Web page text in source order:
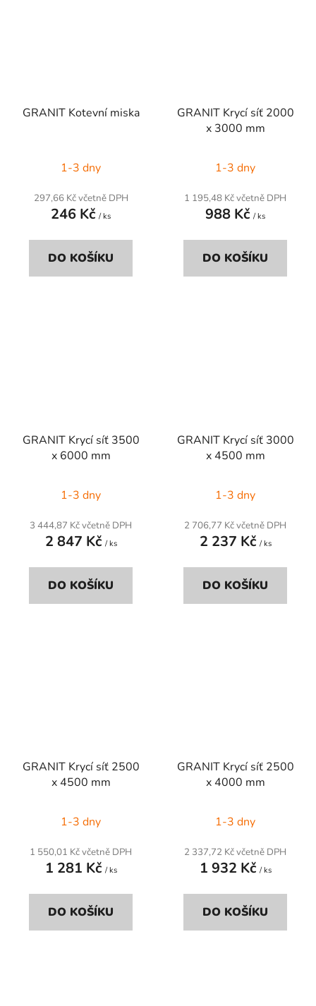
GRANIT Kotevní miska
1-3 dny
297,66 Kč včetně DPH
246 Kč / ks
DO KOŠÍKU
GRANIT Krycí síť 2000
x 3000 mm
1-3 dny
1 195,48 Kč včetně DPH
988 Kč / ks
DO KOŠÍKU
GRANIT Krycí síť 3500
x 6000 mm
1-3 dny
3 444,87 Kč včetně DPH
2 847 Kč / ks
DO KOŠÍKU
GRANIT Krycí síť 3000
x 4500 mm
1-3 dny
2 706,77 Kč včetně DPH
2 237 Kč / ks
DO KOŠÍKU
GRANIT Krycí síť 2500
x 4500 mm
1-3 dny
1 550,01 Kč včetně DPH
1 281 Kč / ks
DO KOŠÍKU
GRANIT Krycí síť 2500
x 4000 mm
1-3 dny
2 337,72 Kč včetně DPH
1 932 Kč / ks
DO KOŠÍKU